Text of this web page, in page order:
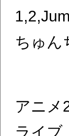
ちゅん
アニメ
ライブ